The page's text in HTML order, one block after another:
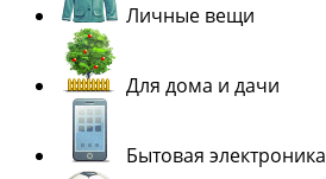
Личные вещи
Для дома и дачи
Бытовая электроника